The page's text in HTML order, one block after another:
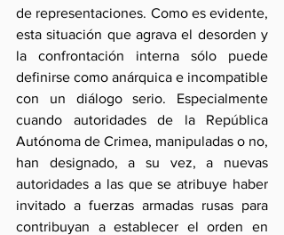
de representaciones. Como es evidente,
esta situación que agrava el desorden y
la confrontación interna sólo puede
definirse como anárquica e incompatible
con un diálogo serio. Especialmente
cuando autoridades de la República
Autónoma de Crimea, manipuladas o no,
han designado, a su vez, a nuevas
autoridades a las que se atribuye haber
invitado a fuerzas armadas rusas para
contribuyan a establecer el orden en